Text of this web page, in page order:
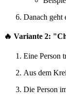
Danach geht
🔥 Variante 2:
Eine Person
Aus dem
Die Person